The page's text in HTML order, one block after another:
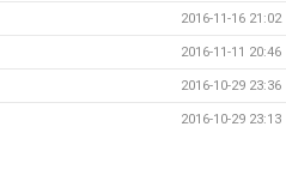
2016-11-16 21:02
2016-11-11 20:46
2016-10-29 23:36
2016-10-29 23:13